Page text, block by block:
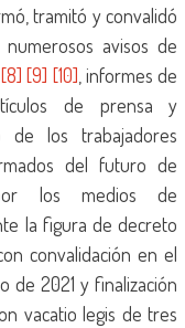
tramitó y convalidó
avisos de
[8] [9] [10] , informes de
de prensa y
de los trabajadores
del futuro de
los medios de
la figura de decreto
convalidación en el
de 2021 y finalización
vacatio legis de tres